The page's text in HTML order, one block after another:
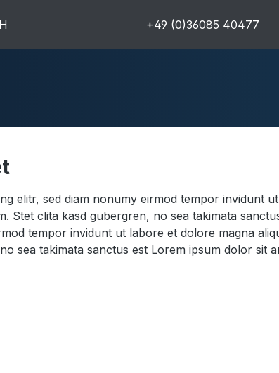
+49 (0)36085 40477
elitr, sed diam nonumy eirmod tempor invidunt
Stet clita kasd gubergren, no sea takimata
tempor invidunt ut labore et dolore magna
sea takimata sanctus est Lorem ipsum dolor sit